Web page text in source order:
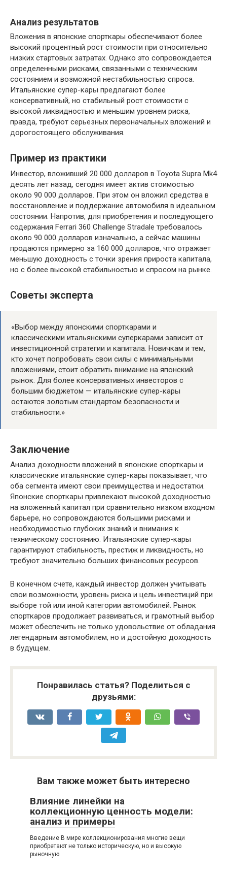
Анализ результатов
Вложения в японские спорткары обеспечивают более
высокий процентный рост стоимости при относительно
низких стартовых затратах. Однако это сопровождается
определенными рисками, связанными с техническим
состоянием и возможной нестабильностью спроса.
Итальянские супер-кары предлагают более
консервативный, но стабильный рост стоимости с
высокой ликвидностью и меньшим уровнем риска,
правда, требуют серьезных первоначальных вложений и
дорогостоящего обслуживания.
Пример из практики
Инвестор, вложивший 20 000 долларов в Toyota Supra Mk4
десять лет назад, сегодня имеет актив стоимостью
около 90 000 долларов. При этом он вложил средства в
восстановление и поддержание автомобиля в идеальном
состоянии. Напротив, для приобретения и последующего
содержания Ferrari 360 Challenge Stradale требовалось
около 90 000 долларов изначально, а сейчас машины
продаются примерно за 160 000 долларов, что отражает
меньшую доходность с точки зрения прироста капитала,
но с более высокой стабильностью и спросом на рынке.
Советы эксперта
«Выбор между японскими спорткарами и
классическими итальянскими суперкарами зависит от
инвестиционной стратегии и капитала. Новичкам и тем,
кто хочет попробовать свои силы с минимальными
вложениями, стоит обратить внимание на японский
рынок. Для более консервативных инвесторов с
большим бюджетом — итальянские супер-кары
остаются золотым стандартом безопасности и
стабильности.»
Заключение
Анализ доходности вложений в японские спорткары и
классические итальянские супер-кары показывает, что
оба сегмента имеют свои преимущества и недостатки.
Японские спорткары привлекают высокой доходностью
на вложенный капитал при сравнительно низком входном
барьере, но сопровождаются большими рисками и
необходимостью глубоких знаний и внимания к
техническому состоянию. Итальянские супер-кары
гарантируют стабильность, престиж и ликвидность, но
требуют значительно больших финансовых ресурсов.
В конечном счете, каждый инвестор должен учитывать
свои возможности, уровень риска и цель инвестиций при
выборе той или иной категории автомобилей. Рынок
спорткаров продолжает развиваться, и грамотный выбор
может обеспечить не только удовольствие от обладания
легендарным автомобилем, но и достойную доходность
в будущем.
Понравилась статья? Поделиться с
друзьями:
Вам также может быть интересно
Влияние линейки на
коллекционную ценность модели:
анализ и примеры
Введение В мире коллекционирования многие вещи
приобретают не только историческую, но и высокую
рыночную